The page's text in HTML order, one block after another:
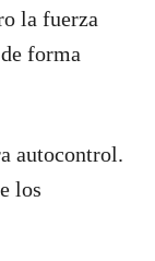
la fuerza
forma
autocontrol.
los